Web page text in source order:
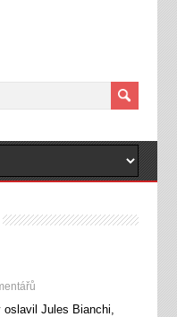
oslavil Jules Bianchi,